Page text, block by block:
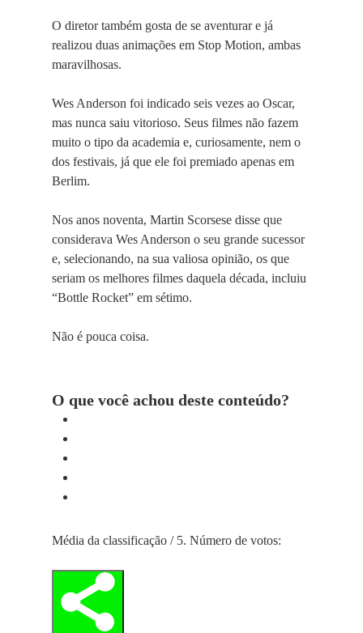
O diretor também gosta de se aventurar e já
realizou duas animações em Stop Motion, ambas
maravilhosas.
Wes Anderson foi indicado seis vezes ao Oscar,
mas nunca saiu vitorioso. Seus filmes não fazem
muito o tipo da academia e, curiosamente, nem o
dos festivais, já que ele foi premiado apenas em
Berlim.
Nos anos noventa, Martin Scorsese disse que
considerava Wes Anderson o seu grande sucessor
e, selecionando, na sua valiosa opinião, os que
seriam os melhores filmes daquela década, incluiu
“Bottle Rocket” em sétimo.
Não é pouca coisa.
O que você achou deste conteúdo?
Média da classificação / 5. Número de votos: